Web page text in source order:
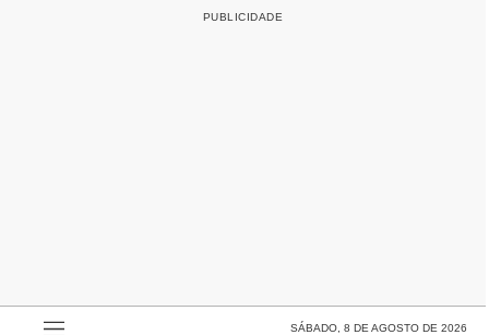
SÁBADO, 8 DE AGOSTO DE 2026